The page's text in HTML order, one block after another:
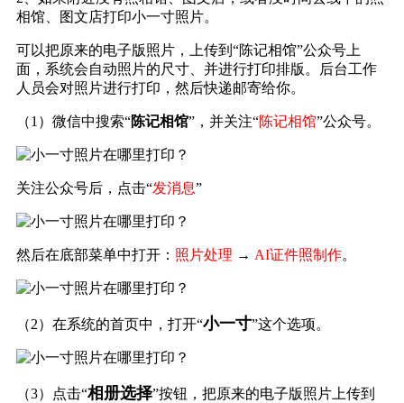
相馆、图文店打印小一寸照片。
可以把原来的电子版照片，上传到“陈记相馆”公众号上
面，系统会自动照片的尺寸、并进行打印排版。后台工作
人员会对照片进行打印，然后快递邮寄给你。
（1）微信中搜索“陈记相馆”，并关注“陈记相馆”公众号。
关注公众号后，点击“发消息”
然后在底部菜单中打开： 照片处理 → AI证件照制作。
（2）在系统的首页中，打开“小一寸”这个选项。
（3）点击“相册选择”按钮，把原来的电子版照片上传到